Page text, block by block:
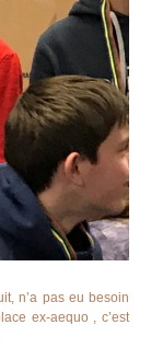
n’a pas eu besoin
ex-aequo , c’est